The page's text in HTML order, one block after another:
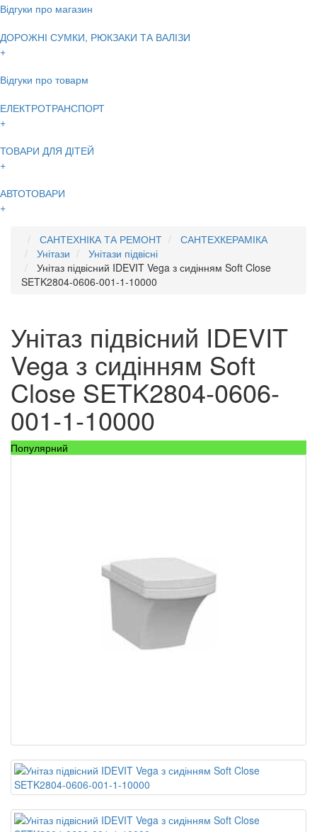
Відгуки про магазин
ДОРОЖНІ СУМКИ, РЮКЗАКИ ТА ВАЛІЗИ
+
Відгуки про товарм
ЕЛЕКТРОТРАНСПОРТ
+
ТОВАРИ ДЛЯ ДІТЕЙ
+
АВТОТОВАРИ
+
САНТЕХНІКА ТА РЕМОНТ
САНТЕХКЕРАМІКА
Унітази
Унітази підвісні
Унітаз підвісний IDEVIT Vega з сидінням Soft Close
SETK2804-0606-001-1-10000
Унітаз підвісний IDEVIT
Vega з сидінням Soft
Close SETK2804-0606-
001-1-10000
Популярний